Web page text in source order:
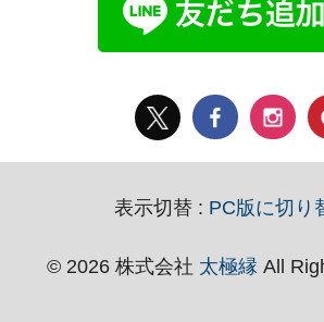
表示切替 : PC版に切り
© 2026 株式会社 太極縁 All